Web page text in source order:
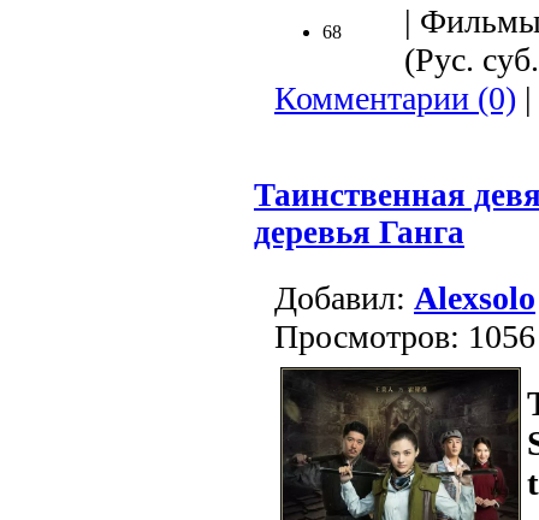
68
|
(Рус.
Комментарии (0) |
Таинственная
деревья Ганга
Добавил: Alexsolo
Просмотров: 1056